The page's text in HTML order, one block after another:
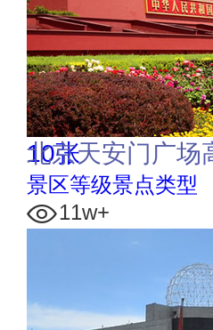
10张
北京天安门广场
景区等级景点类型
11w+